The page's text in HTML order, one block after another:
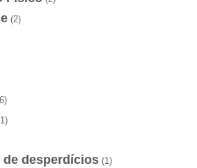
(2)
de desperdícios (1)